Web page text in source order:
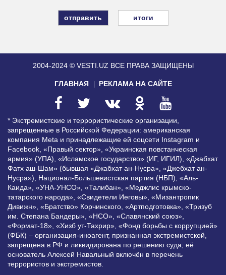
итоги
2004-2024 © VESTI.UZ ВСЕ ПРАВА ЗАЩИЩЕНЫ
ГЛАВНАЯ РЕКЛАМА НА САЙТЕ
* Экстремистские и террористические организации,
запрещенные в Российской Федерации: американская
компания Meta и принадлежащие ей соцсети Instagram и
Facebook, «Правый сектор», «Украинская повстанческая
армия» (УПА), «Исламское государство» (ИГ, ИГИЛ), «Джабхат
Фатх аш-Шам» (бывшая «Джабхат ан-Нусра», «Джебхат ан-
Нусра»), Национал-Большевистская партия (НБП), «Аль-
Каида», «УНА-УНСО», «Талибан», «Меджлис крымско-
татарского народа», «Свидетели Иеговы», «Мизантропик
Дивижн», «Братство» Корчинского, «Артподготовка», «Тризуб
им. Степана Бандеры», «НСО», «Славянский союз»,
«Формат-18», «Хизб ут-Тахрир», «Фонд борьбы с коррупцией»
(ФБК) – организация-иноагент, признанная экстремистской,
запрещена в РФ и ликвидирована по решению суда; её
основатель Алексей Навальный включён в перечень
террористов и экстремистов.